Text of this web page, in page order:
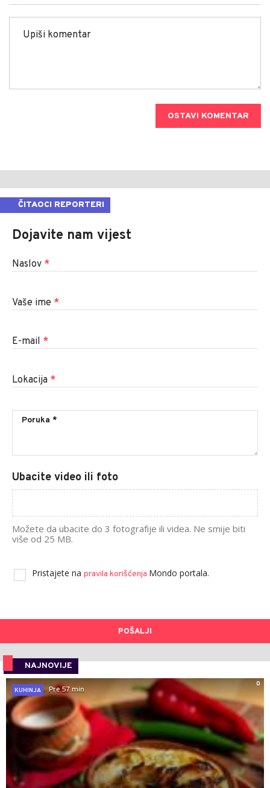
OSTAVI KOMENTAR
ČITAOCI REPORTERI
Dojavite nam vijest
Naslov *
Vaše ime *
E-mail *
Lokacija *
Ubacite video ili foto
Možete da ubacite do 3 fotografije ili videa. Ne smije biti
više od 25 MB.
Pristajete na pravila korišćenja Mondo portala.
POŠALJI
NAJNOVIJE
0
KUHINJA
Pre 57 min